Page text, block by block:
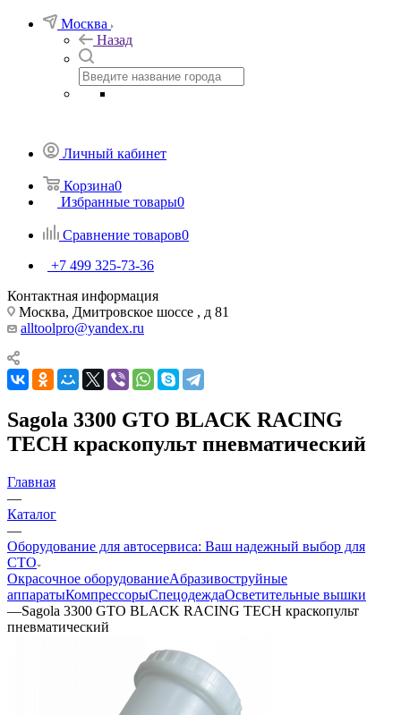
Москва
Назад
Личный кабинет
Корзина0
Избранные товары0
Сравнение товаров0
+7 499 325-73-36
Контактная информация
Москва, Дмитровское шоссе , д 81
alltoolpro@yandex.ru
Sagola 3300 GTO BLACK RACING
TECH краскопульт пневматический
Главная
—
Каталог
—
Оборудование для автосервиса: Ваш надежный выбор для
СТО
Окрасочное оборудованиеAбразивоструйные
аппаратыКомпрессорыСпецодеждаОсветительные вышки
—Sagola 3300 GTO BLACK RACING TECH краскопульт
пневматический